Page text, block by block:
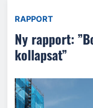
RAPPORT
Ny rapport:
kollapsat”